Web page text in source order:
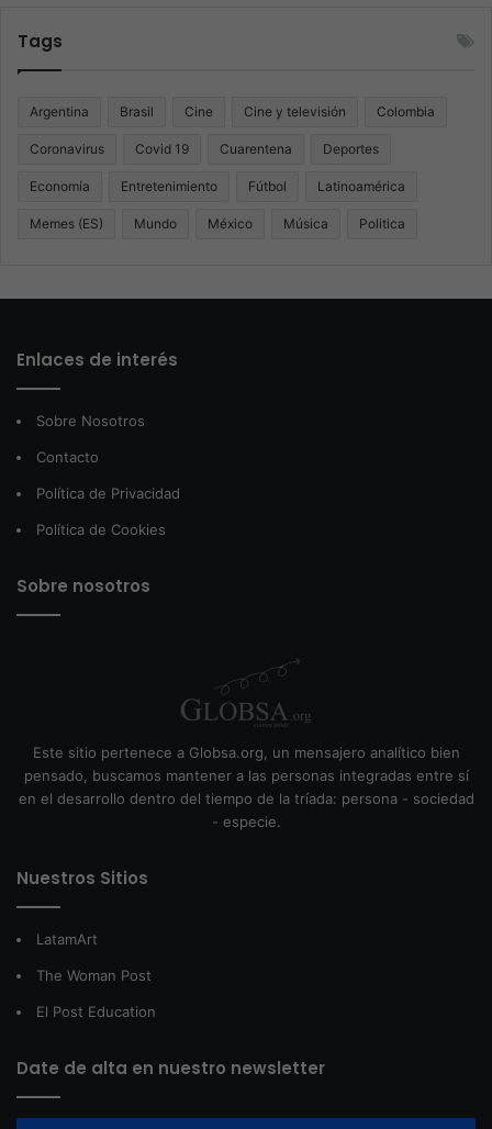
Tags
Argentina Brasil Cine Cine y televisión Colombia
Coronavirus Covid 19 Cuarentena Deportes
Economía Entretenimiento Fútbol Latinoamérica
Memes (ES) Mundo México Música Politica
Enlaces de interés
Sobre Nosotros
Contacto
Política de Privacidad
Política de Cookies
Sobre nosotros
Este sitio pertenece a Globsa.org, un mensajero analítico bien
pensado, buscamos mantener a las personas integradas entre sí
en el desarrollo dentro del tiempo de la tríada: persona - sociedad
- especie.
Nuestros Sitios
LatamArt
The Woman Post
El Post Education
Date de alta en nuestro newsletter